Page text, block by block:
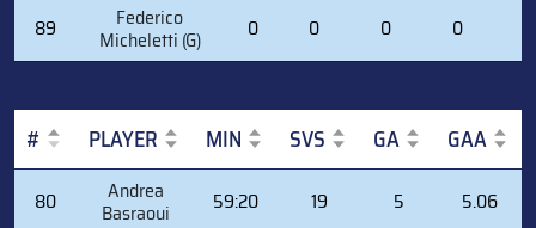
89
Federico
Micheletti (G) 0 0 0 0
# PLAYER MIN SVS GA GAA
PLAYER
80 Andrea
Basraoui 59:20 19 5 5.06